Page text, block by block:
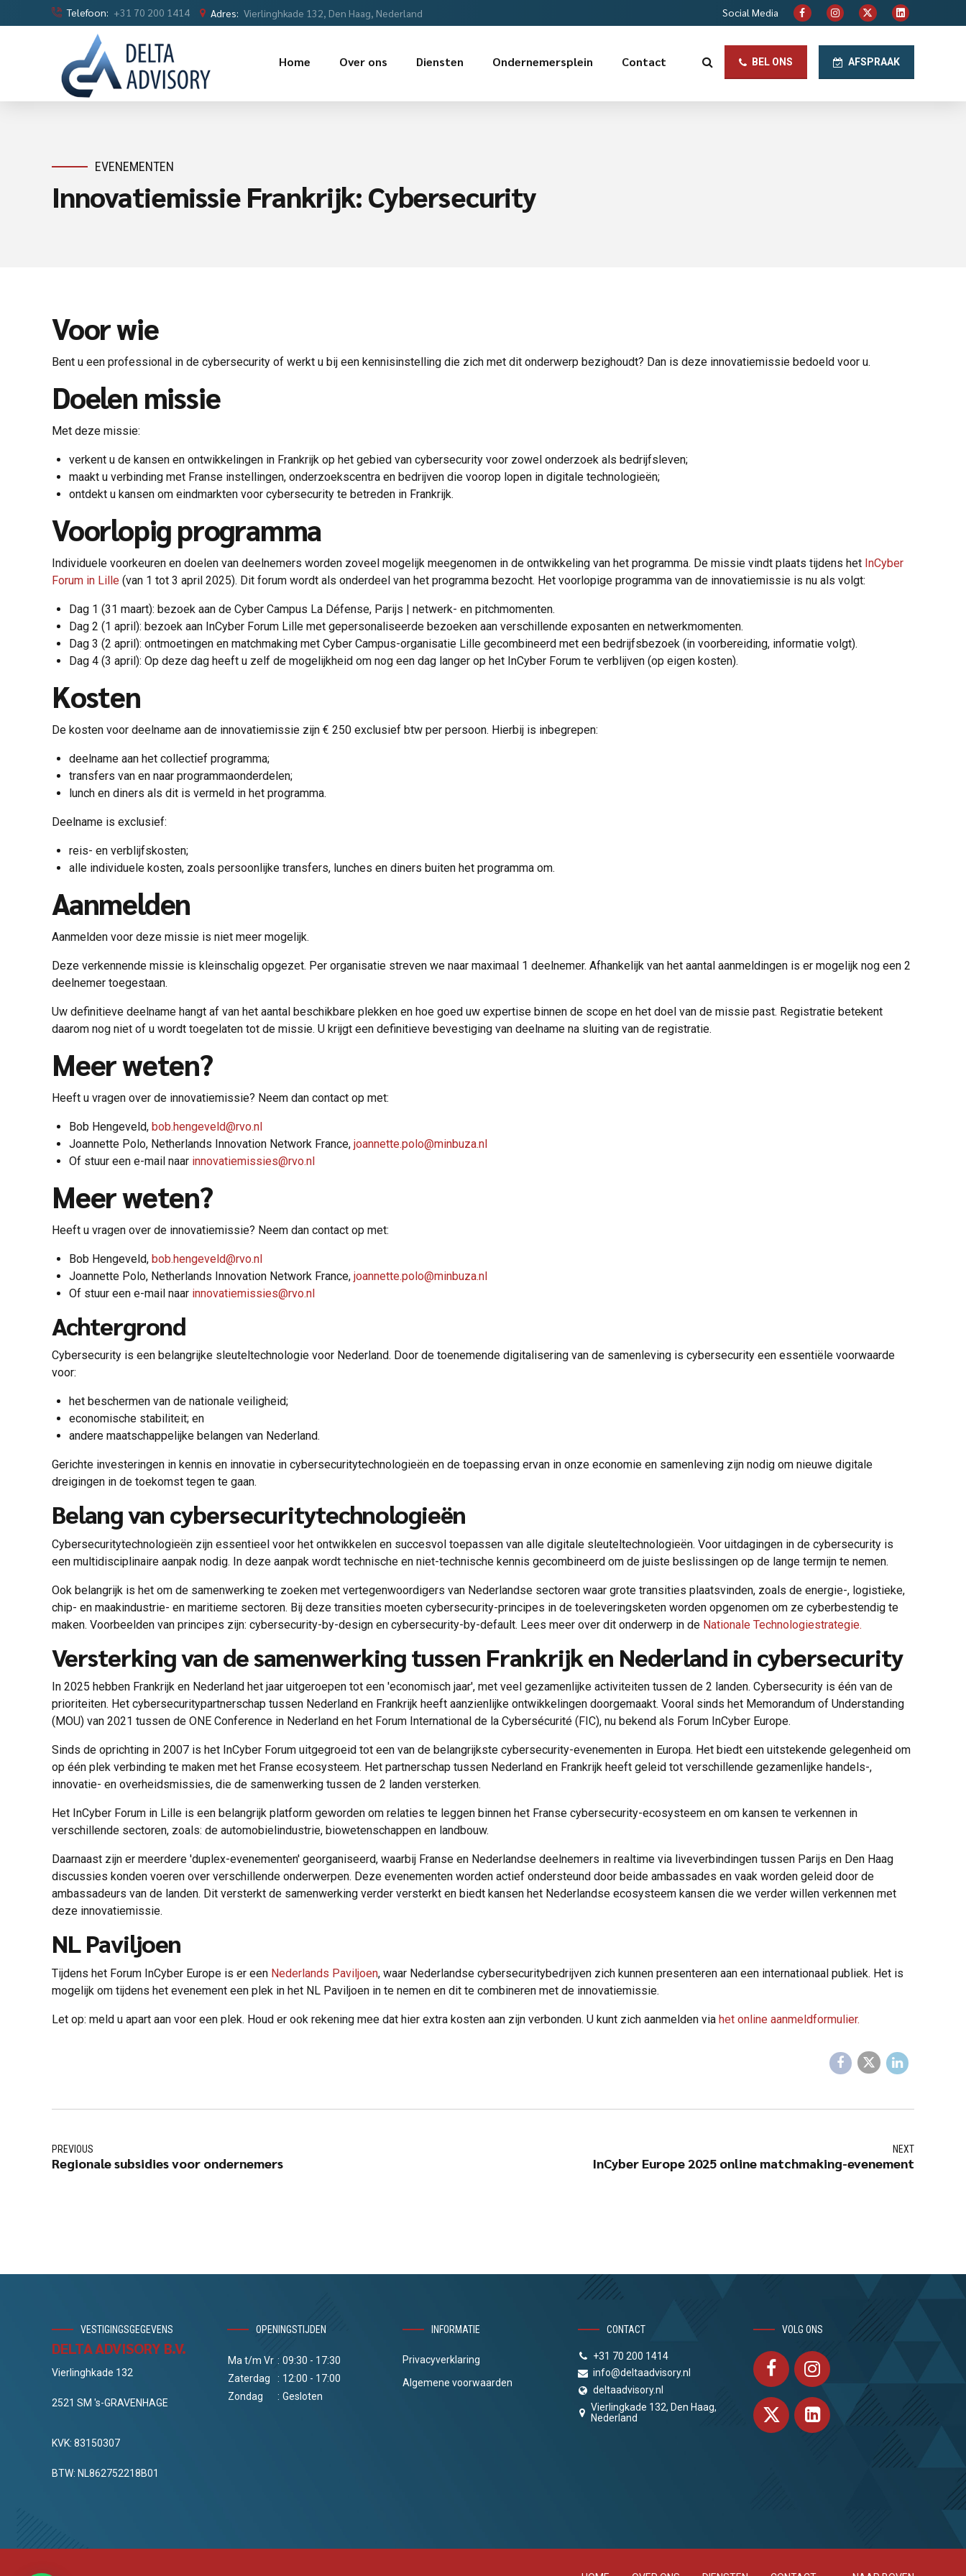
Telefoon: +31 70 200 1414 Adres: Vierlinghkade 132, Den Haag, Nederland Social Media
BEL ONS AFSPRAAK
Home Over ons Diensten Ondernemersplein Contact
EVENEMENTEN
Innovatiemissie Frankrijk: Cybersecurity
Voor wie
Bent u een professional in de cybersecurity of werkt u bij een kennisinstelling die zich met dit onderwerp bezighoudt? Dan is deze innovatiemissie bedoeld voor u.
Doelen missie
Met deze missie:
verkent u de kansen en ontwikkelingen in Frankrijk op het gebied van cybersecurity voor zowel onderzoek als bedrijfsleven;
maakt u verbinding met Franse instellingen, onderzoekscentra en bedrijven die voorop lopen in digitale technologieën;
ontdekt u kansen om eindmarkten voor cybersecurity te betreden in Frankrijk.
Voorlopig programma
Individuele voorkeuren en doelen van deelnemers worden zoveel mogelijk meegenomen in de ontwikkeling van het programma. De missie vindt plaats tijdens het InCyber ​​
Forum in Lille (van 1 tot 3 april 2025). Dit forum wordt als onderdeel van het programma bezocht. Het voorlopige programma van de innovatiemissie is nu als volgt:
Dag 1 (31 maart): bezoek aan de Cyber ​​Campus La Défense, Parijs | netwerk- en pitchmomenten.
Dag 2 (1 april): bezoek aan InCyber ​​Forum Lille met gepersonaliseerde bezoeken aan verschillende exposanten en netwerkmomenten.
Dag 3 (2 april): ontmoetingen en matchmaking met Cyber ​​Campus-organisatie Lille gecombineerd met een bedrijfsbezoek (in voorbereiding, informatie volgt).
Dag 4 (3 april): Op deze dag heeft u zelf de mogelijkheid om nog een dag langer op het InCyber ​​Forum te verblijven (op eigen kosten).
Kosten
De kosten voor deelname aan de innovatiemissie zijn € 250 exclusief btw per persoon. Hierbij is inbegrepen:
deelname aan het collectief programma;
transfers van en naar programmaonderdelen;
lunch en diners als dit is vermeld in het programma.
Deelname is exclusief:
reis- en verblijfskosten;
alle individuele kosten, zoals persoonlijke transfers, lunches en diners buiten het programma om.
Aanmelden
Aanmelden voor deze missie is niet meer mogelijk.
Deze verkennende missie is kleinschalig opgezet. Per organisatie streven we naar maximaal 1 deelnemer. Afhankelijk van het aantal aanmeldingen is er mogelijk nog een 2
deelnemer toegestaan.
Uw definitieve deelname hangt af van het aantal beschikbare plekken en hoe goed uw expertise binnen de scope en het doel van de missie past. Registratie betekent
daarom nog niet of u wordt toegelaten tot de missie. U krijgt een definitieve bevestiging van deelname na sluiting van de registratie.
Meer weten?
Heeft u vragen over de innovatiemissie? Neem dan contact op met:
Bob Hengeveld, bob.hengeveld@rvo.nl
Joannette Polo, Netherlands Innovation Network France, joannette.polo@minbuza.nl
Of stuur een e-mail naar innovatiemissies@rvo.nl
Meer weten?
Heeft u vragen over de innovatiemissie? Neem dan contact op met:
Bob Hengeveld, bob.hengeveld@rvo.nl
Joannette Polo, Netherlands Innovation Network France, joannette.polo@minbuza.nl
Of stuur een e-mail naar innovatiemissies@rvo.nl
Achtergrond
Cybersecurity is een belangrijke sleuteltechnologie voor Nederland. Door de toenemende digitalisering van de samenleving is cybersecurity een essentiële voorwaarde
voor:
het beschermen van de nationale veiligheid;
economische stabiliteit; en
andere maatschappelijke belangen van Nederland.
Gerichte investeringen in kennis en innovatie in cybersecuritytechnologieën en de toepassing ervan in onze economie en samenleving zijn nodig om nieuwe digitale
dreigingen in de toekomst tegen te gaan.
Belang van cybersecuritytechnologieën
Cybersecuritytechnologieën zijn essentieel voor het ontwikkelen en succesvol toepassen van alle digitale sleuteltechnologieën. Voor uitdagingen in de cybersecurity is
een multidisciplinaire aanpak nodig. In deze aanpak wordt technische en niet-technische kennis gecombineerd om de juiste beslissingen op de lange termijn te nemen.
Ook belangrijk is het om de samenwerking te zoeken met vertegenwoordigers van Nederlandse sectoren waar grote transities plaatsvinden, zoals de energie-, logistieke,
chip- en maakindustrie- en maritieme sectoren. Bij deze transities moeten cybersecurity-principes in de toeleveringsketen worden opgenomen om ze cyberbestendig te
maken. Voorbeelden van principes zijn: cybersecurity-by-design en cybersecurity-by-default. Lees meer over dit onderwerp in de Nationale Technologiestrategie.
Versterking van de samenwerking tussen Frankrijk en Nederland in cybersecurity
In 2025 hebben Frankrijk en Nederland het jaar uitgeroepen tot een 'economisch jaar', met veel gezamenlijke activiteiten tussen de 2 landen. Cybersecurity is één van de
prioriteiten. Het cybersecuritypartnerschap tussen Nederland en Frankrijk heeft aanzienlijke ontwikkelingen doorgemaakt. Vooral sinds het Memorandum of Understanding
(MOU) van 2021 tussen de ONE Conference in Nederland en het Forum International de la Cybersécurité (FIC), nu bekend als Forum InCyber ​​Europe.
Sinds de oprichting in 2007 is het InCyber Forum uitgegroeid tot een van de belangrijkste cybersecurity-evenementen in Europa. Het biedt een uitstekende gelegenheid om
op één plek verbinding te maken met het Franse ecosysteem. Het partnerschap tussen Nederland en Frankrijk heeft geleid tot verschillende gezamenlijke handels-,
innovatie- en overheidsmissies, die de samenwerking tussen de 2 landen versterken.
Het InCyber ​​Forum in Lille is een belangrijk platform geworden om relaties te leggen binnen het Franse cybersecurity-ecosysteem en om kansen te verkennen in
verschillende sectoren, zoals: de automobielindustrie, biowetenschappen en landbouw.
Daarnaast zijn er meerdere 'duplex-evenementen' georganiseerd, waarbij Franse en Nederlandse deelnemers in realtime via liveverbindingen tussen Parijs en Den Haag
discussies konden voeren over verschillende onderwerpen. Deze evenementen worden actief ondersteund door beide ambassades en vaak worden geleid door de
ambassadeurs van de landen. Dit versterkt de samenwerking verder versterkt en biedt kansen het Nederlandse ecosysteem kansen die we verder willen verkennen met
deze innovatiemissie.
NL Paviljoen
Tijdens het Forum InCyber ​​Europe is er een Nederlands Paviljoen, waar Nederlandse cybersecuritybedrijven zich kunnen presenteren aan een internationaal publiek. Het is
mogelijk om tijdens het evenement een plek in het NL Paviljoen in te nemen en dit te combineren met de innovatiemissie.
Let op: meld u apart aan voor een plek. Houd er ook rekening mee dat hier extra kosten aan zijn verbonden. U kunt zich aanmelden via het online aanmeldformulier.
PREVIOUS
Regionale subsidies voor ondernemers
NEXT
InCyber Europe 2025 online matchmaking-evenement
VESTIGINGSGEGEVENS
DELTA ADVISORY B.V.
Vierlinghkade 132
2521 SM 's-GRAVENHAGE
KVK: 83150307
BTW: NL862752218B01
OPENINGSTIJDEN
Ma t/m Vr : 09:30 - 17:30
Zaterdag
: 12:00 - 17:00
Zondag
: Gesloten
INFORMATIE
Privacyverklaring
Algemene voorwaarden
CONTACT
+31 70 200 1414
info@deltaadvisory.nl
deltaadvisory.nl
Vierlingkade 132, Den Haag,
Nederland
VOLG ONS